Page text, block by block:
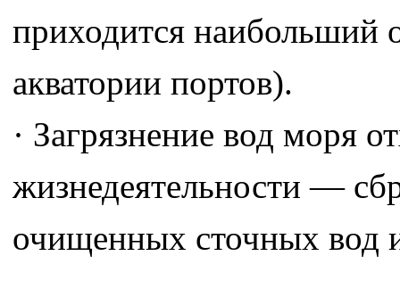
приходится наибольший
акватории портов).
· Загрязнение вод моря
жизнедеятельности —
очищенных сточных вод